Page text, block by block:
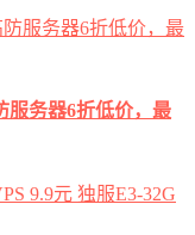
服务器6折低价，最